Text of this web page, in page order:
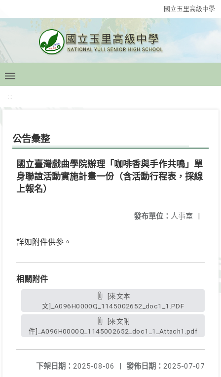
國立玉里高級中學
:::
公告彙整
國立臺灣戲曲學院辦理「咖啡香與手作共鳴」單
身聯誼活動實施計畫一份（含活動行程表，採線
上報名）
發布單位： 人事室 |
詳如附件供參。
相關附件
文]_A096H0000Q_1145002652_doc1_1.PDF
件]_A096H0000Q_1145002652_doc1_1_Attach1.pdf
發佈日期： 2025-07-07
下架日期： 2025-08-06
|